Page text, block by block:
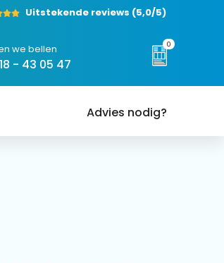
Uitstekende reviews (5,0/5)
we bellen
- 43 05 47
0
Advies nodig?